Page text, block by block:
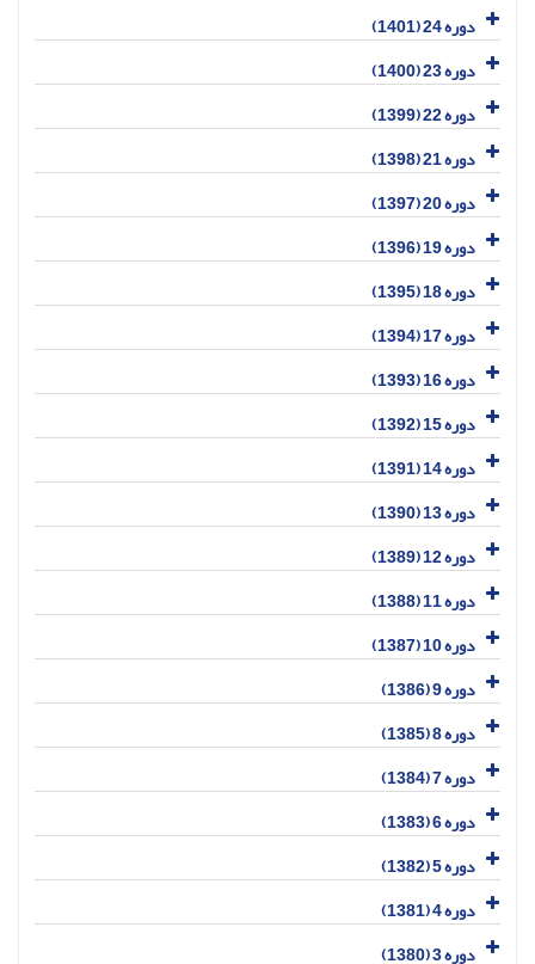
دوره 24 (1401)
دوره 23 (1400)
دوره 22 (1399)
دوره 21 (1398)
دوره 20 (1397)
دوره 19 (1396)
دوره 18 (1395)
دوره 17 (1394)
دوره 16 (1393)
دوره 15 (1392)
دوره 14 (1391)
دوره 13 (1390)
دوره 12 (1389)
دوره 11 (1388)
دوره 10 (1387)
دوره 9 (1386)
دوره 8 (1385)
دوره 7 (1384)
دوره 6 (1383)
دوره 5 (1382)
دوره 4 (1381)
دوره 3 (1380)